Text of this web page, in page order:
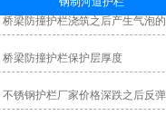
桥梁防撞护栏浇筑之后产生气泡
桥梁防撞护栏保护层厚度
不锈钢护栏厂家价格深跌之后反